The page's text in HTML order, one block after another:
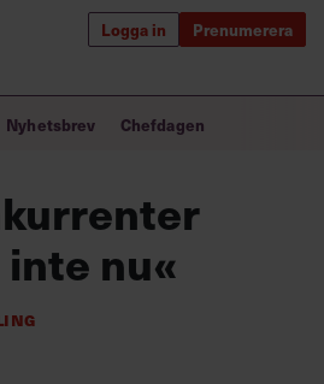
Logga in Prenumerera
världen
ledare
Nyhetsbrev Chefdagen
nu«